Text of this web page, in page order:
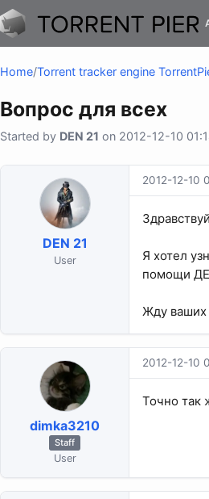
Home/Torrent tracker engine
Вопрос для всех
Started by DEN 21 on 2012-12-10
DEN 21
User
2012-12-10
Я хотел
помощи
Жду ваших
dimka3210
Staff
User
2012-12-10
Точно так